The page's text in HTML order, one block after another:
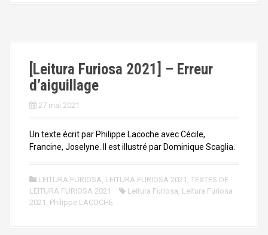
[Leitura Furiosa 2021] – Erreur
d’aiguillage
27 mai 2021
Un texte écrit par Philippe Lacoche avec Cécile,
Francine, Joselyne. Il est illustré par Dominique Scaglia.
LEITURA FURIOSA, LEITURA FURIOSA 2021 , TEXTES DE
LEITURA FURIOSA 2021
Leitura Furiosa, Leitura Furiosa
2021 , Philippe LACOCHE